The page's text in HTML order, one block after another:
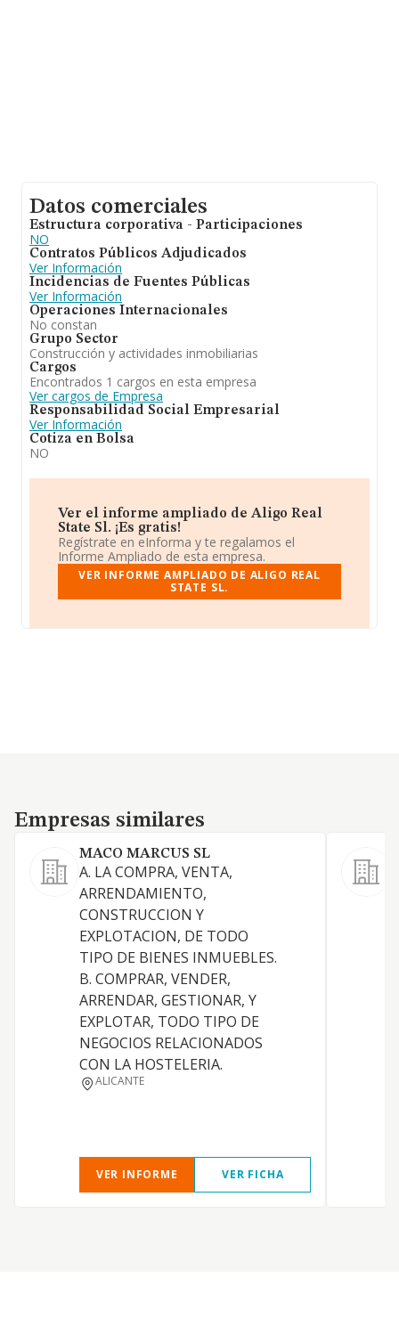
Datos comerciales
Estructura corporativa - Participaciones
NO
Contratos Públicos Adjudicados
Ver Información
Incidencias de Fuentes Públicas
Ver Información
Operaciones Internacionales
No constan
Grupo Sector
Construcción y actividades inmobiliarias
Cargos
Encontrados 1 cargos en esta empresa
Ver cargos de Empresa
Responsabilidad Social Empresarial
Ver Información
Cotiza en Bolsa
NO
Ver el informe ampliado de Aligo Real
State Sl. ¡Es gratis!
Regístrate en eInforma y te regalamos el
Informe Ampliado de esta empresa.
VER INFORME AMPLIADO DE ALIGO REAL
STATE SL.
Empresas similares
Empresas similares
MACO MARCUS SL
A. LA COMPRA, VENTA,
ARRENDAMIENTO,
CONSTRUCCION Y
EXPLOTACION, DE TODO
TIPO DE BIENES INMUEBLES.
B. COMPRAR, VENDER,
ARRENDAR, GESTIONAR, Y
EXPLOTAR, TODO TIPO DE
NEGOCIOS RELACIONADOS
CON LA HOSTELERIA.
ALICANTE
VER INFORME VER FICHA